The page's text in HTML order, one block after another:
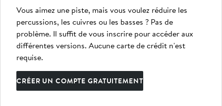
Vous aimez une piste, mais vous voulez réduire les
percussions, les cuivres ou les basses ? Pas de
problème. Il suffit de vous inscrire pour accéder aux
différentes versions. Aucune carte de crédit n'est
requise.
CRÉER UN COMPTE GRATUITEMENT